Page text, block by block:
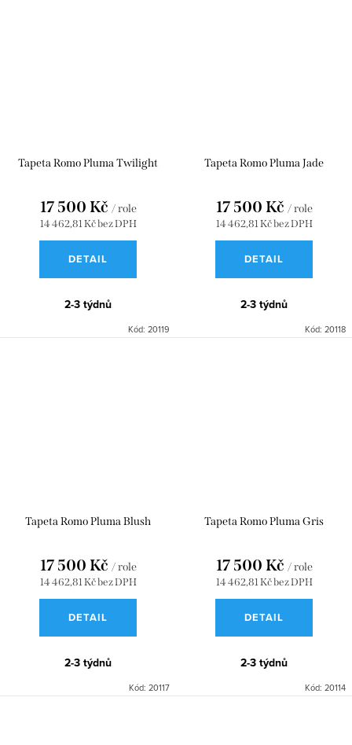
Tapeta Romo Pluma Twilight
14 462,81 Kč bez DPH
17 500 Kč / role
DETAIL
2-3 týdnů
Kód: 20119
Tapeta Romo Pluma Jade
14 462,81 Kč bez DPH
17 500 Kč / role
DETAIL
2-3 týdnů
Kód: 20118
Tapeta Romo Pluma Blush
14 462,81 Kč bez DPH
17 500 Kč / role
DETAIL
2-3 týdnů
Kód: 20117
Tapeta Romo Pluma Gris
14 462,81 Kč bez DPH
17 500 Kč / role
DETAIL
2-3 týdnů
Kód: 20114